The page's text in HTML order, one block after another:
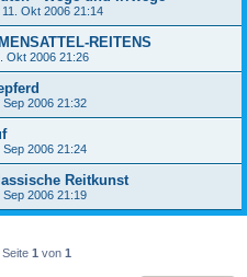
11. Okt 2006 21:14
REITENS
Okt 2006 21:26
Sep 2006 21:32
Sep 2006 21:24
Reitkunst
Sep 2006 21:19
1 von 1